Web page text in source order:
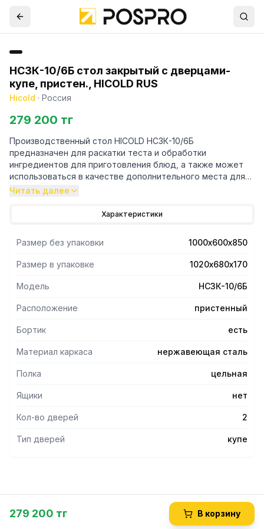
НСЗК-10/6Б стол закрытый с дверцами-
купе, пристен., HICOLD RUS
Hicold · Россия
279 200 тг
Производственный стол HICOLD НСЗК-10/6Б
предназначен для раскатки теста и обработки
ингредиентов для приготовления блюд, а также может
использоваться в качестве дополнительного места для
установки кухонных приборов на предприятиях пищевой
пекарнях и кондитерских.
Читать далее
Характеристики
Размер без упаковки 1000х600х850
Размер в упаковке 1020х680х170
Модель НСЗК-10/6Б
Расположение пристенный
Бортик есть
Материал каркаса нержавеющая сталь
Полка цельная
Ящики нет
Кол-во дверей 2
Тип дверей купе
279 200 тг В корзину